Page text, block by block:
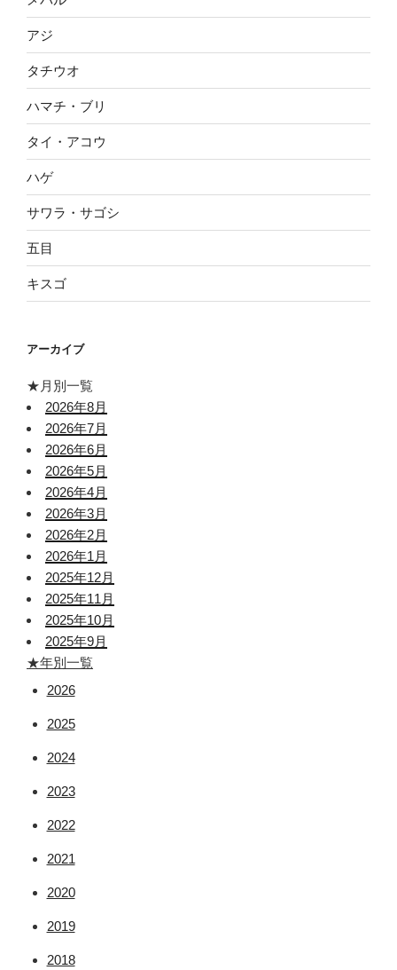
アジ
タチウオ
ハマチ・ブリ
タイ・アコウ
ハゲ
サワラ・サゴシ
五目
キスゴ
アーカイブ
★月別一覧
2026年8月
2026年7月
2026年6月
2026年5月
2026年4月
2026年3月
2026年2月
2026年1月
2025年12月
2025年11月
2025年10月
2025年9月
★年別一覧
2026
2025
2024
2023
2022
2021
2020
2019
2018